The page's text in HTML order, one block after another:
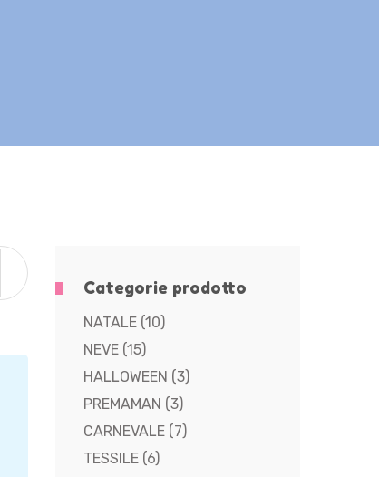
Categorie prodotto
NATALE (10)
NEVE (15)
HALLOWEEN (3)
PREMAMAN (3)
CARNEVALE (7)
TESSILE (6)